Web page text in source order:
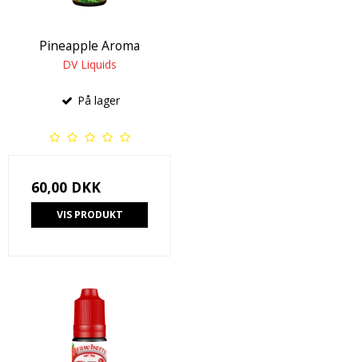
Pineapple Aroma
DV Liquids
På lager
60,00 DKK
VIS PRODUKT